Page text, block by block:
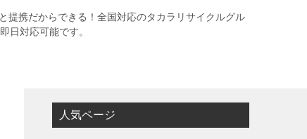
提携だからできる！全国対応のタカラリサイクルグル
日対応可能です。
人気ページ